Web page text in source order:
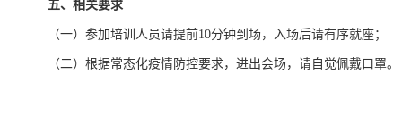
五、相关要求
（一）参加培训人员请提前10分钟到场，入场后请有序就座；
（二）根据常态化疫情防控要求，进出会场，请自觉佩戴口罩。